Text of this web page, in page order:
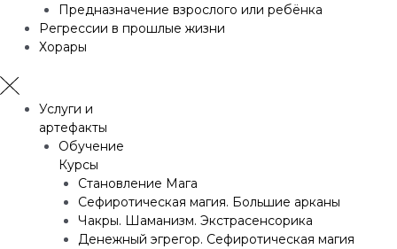
Предназначение взрослого или ребёнка
Регрессии в прошлые жизни
Хорары
Услуги и
артефакты
Обучение
Курсы
Становление Мага
Сефиротическая магия. Большие арканы
Чакры. Шаманизм. Экстрасенсорика
Денежный эгрегор. Сефиротическая магия